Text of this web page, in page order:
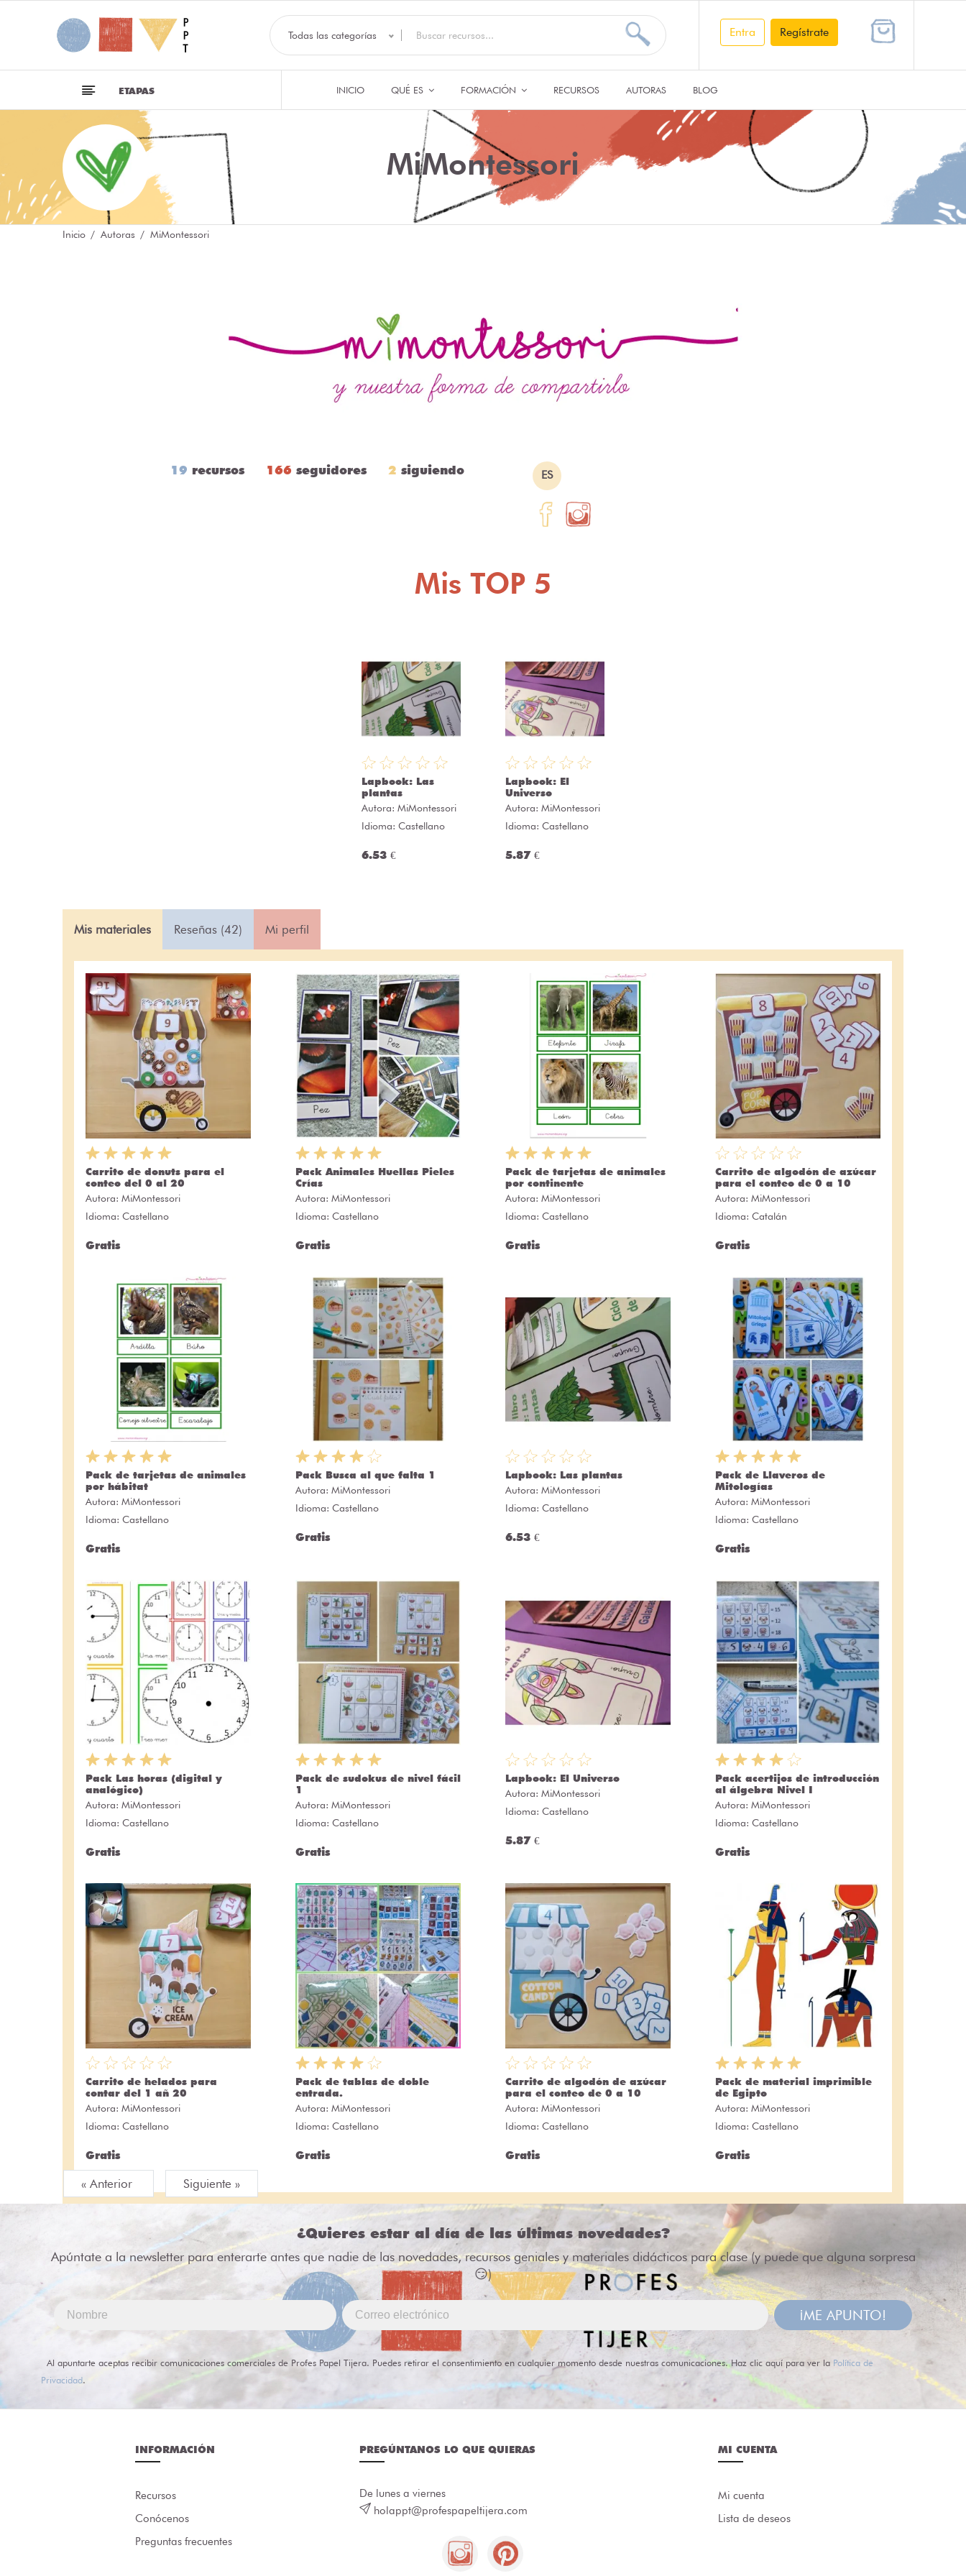
Todas las categorías Entra Regístrate
ETAPAS INICIO QUÉ ES FORMACIÓN RECURSOS AUTORAS BLOG
MiMontessori
Inicio Autoras MiMontessori
19 recursos 166 seguidores 2 siguiendo ES
Mis TOP 5
Lapbook: Las
plantas
Autora: MiMontessori
Idioma: Castellano
6.53 €
Lapbook: El
Universo
Autora: MiMontessori
Idioma: Castellano
5.87 €
Mis materiales Reseñas (42) Mi perfil
Carrito de donuts para el
conteo del 0 al 20
Autora: MiMontessori
Idioma: Castellano
Gratis
Pack Animales Huellas Pieles
Crías
Autora: MiMontessori
Idioma: Castellano
Gratis
Pack de tarjetas de animales
por continente
Autora: MiMontessori
Idioma: Castellano
Gratis
Carrito de algodón de azúcar
para el conteo de 0 a 10
Autora: MiMontessori
Idioma: Catalán
Gratis
Pack de tarjetas de animales
por hábitat
Autora: MiMontessori
Idioma: Castellano
Gratis
Pack Busca al que falta 1
Autora: MiMontessori
Idioma: Castellano
Gratis
Lapbook: Las plantas
Autora: MiMontessori
Idioma: Castellano
6.53 €
Pack de Llaveros de
Mitologías
Autora: MiMontessori
Idioma: Castellano
Gratis
Pack Las horas (digital y
analógico)
Autora: MiMontessori
Idioma: Castellano
Gratis
Pack de sudokus de nivel fácil
1
Autora: MiMontessori
Idioma: Castellano
Gratis
Lapbook: El Universo
Autora: MiMontessori
Idioma: Castellano
5.87 €
Pack acertijos de introducción
al álgebra Nivel I
Autora: MiMontessori
Idioma: Castellano
Gratis
Carrito de helados para
contar del 1 añ 20
Autora: MiMontessori
Idioma: Castellano
Gratis
Pack de tablas de doble
entrada.
Autora: MiMontessori
Idioma: Castellano
Gratis
Carrito de algodón de azúcar
para el conteo de 0 a 10
Autora: MiMontessori
Idioma: Castellano
Gratis
Pack de material imprimible
de Egipto
Autora: MiMontessori
Idioma: Castellano
Gratis
« Anterior Siguiente »
¿Quieres estar al día de las últimas novedades?
Apúntate a la newsletter para enterarte antes que nadie de las novedades, recursos geniales y materiales didácticos para clase (y puede que alguna sorpresa
😏)
¡ME APUNTO!
Al apuntarte aceptas recibir comunicaciones comerciales de Profes Papel Tijera. Puedes retirar el consentimiento en cualquier momento desde nuestras comunicaciones. Haz clic aquí para ver la Política de
Privacidad.
INFORMACIÓN
Recursos
Conócenos
Preguntas frecuentes
PREGÚNTANOS LO QUE QUIERAS
De lunes a viernes
holappt@profespapeltijera.com
MI CUENTA
Mi cuenta
Lista de deseos